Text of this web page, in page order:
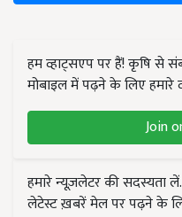
हम व्हाट्सएप पर हैं! कृषि से
मोबाइल में पढ़ने के लिए हमारे
Join
हमारे न्यूज़लेटर की सदस्यता
लेटेस्ट ख़बरें मेल पर पढ़ने के